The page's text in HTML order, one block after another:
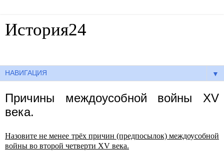
История24
▼
Причины междоусобной войны XV
века.
Назовите не менее трёх причин (предпосылок) междоусобной
войны во второй четверти XV века.